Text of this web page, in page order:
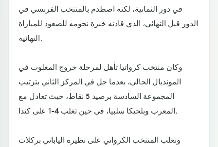
في دور الثمانية، لكنه اصطدم بالمنتخب الفرنسي في
الدور قبل النهائي، الذي قادته خبرة نجومه للصعود للمباراة
النهائية.
وكان منتخب كرواتيا تأهل لمرحلة خروج المغلوب في
المونديال الحالي، بعدما حل في المركز الثاني بترتيب
المجموعة السادسة برصيد 5 نقاط، حيث تعادل مع
المغرب وبلجيكا سلبيا، في حين تغلب 4-1 على كندا.
وتغلب المنتخب الكرواتي على نظيره الياباني بركلات